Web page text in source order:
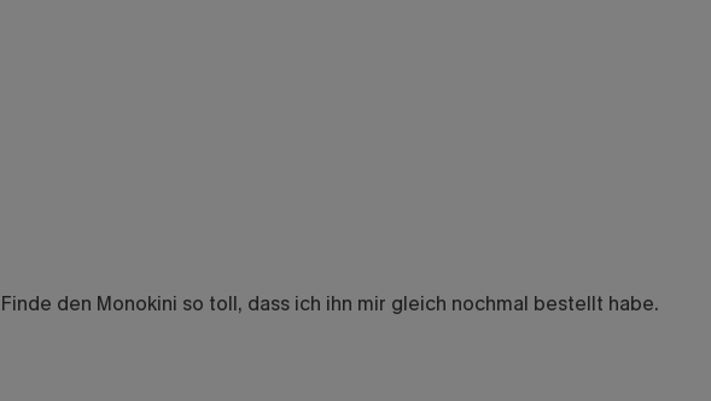
den Monokini so toll, dass ich ihn mir gleich nochmal bestellt habe.